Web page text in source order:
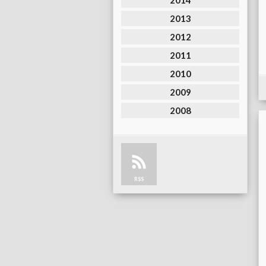
2013
2012
2011
2010
2009
2008
RSS